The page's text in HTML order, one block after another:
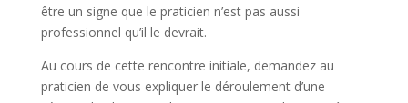
être un signe que le praticien n’est pas aussi
professionnel qu’il le devrait.
Au cours de cette rencontre initiale, demandez au
praticien de vous expliquer le déroulement d’une